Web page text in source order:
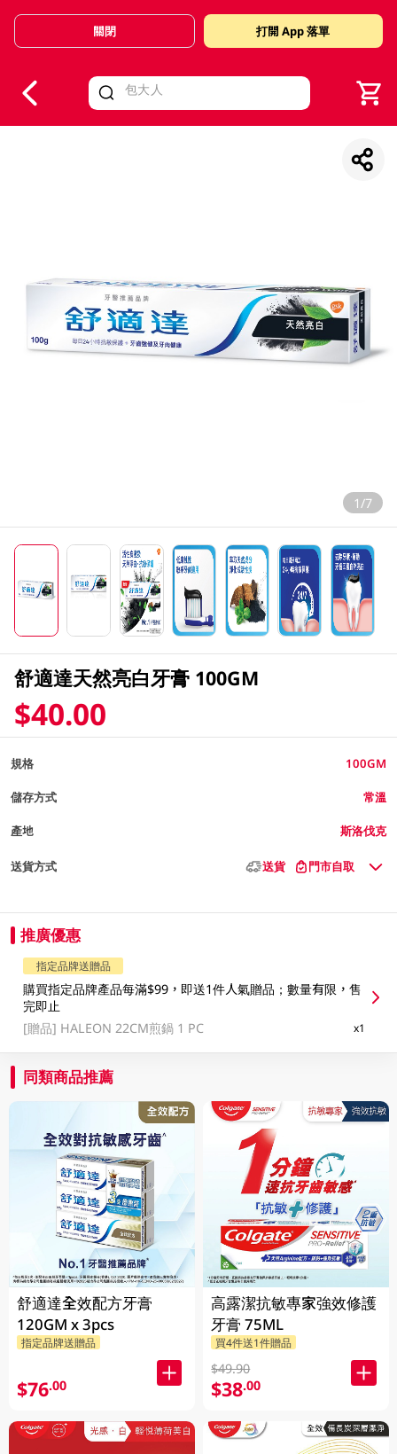
Valid Until 30 June 2026
關閉 打開 App 落單
1/7
舒適達天然亮白牙膏 100GM
$40.00
規格 100GM
儲存方式 常溫
產地 斯洛伐克
送貨方式 送貨 門市自取
推廣優惠
指定品牌送贈品
購買指定品牌產品每滿$99，即送1件人氣贈品；數量有限，售
完即止
[贈品] HALEON 22CM煎鍋 1 PC x1
同類商品推薦
舒適達全效配方牙膏
120GM x 3pcs
指定品牌送贈品
$76.00
高露潔抗敏專家強效修護
牙膏 75ML
買4件送1件贈品
$49.90
$38.00